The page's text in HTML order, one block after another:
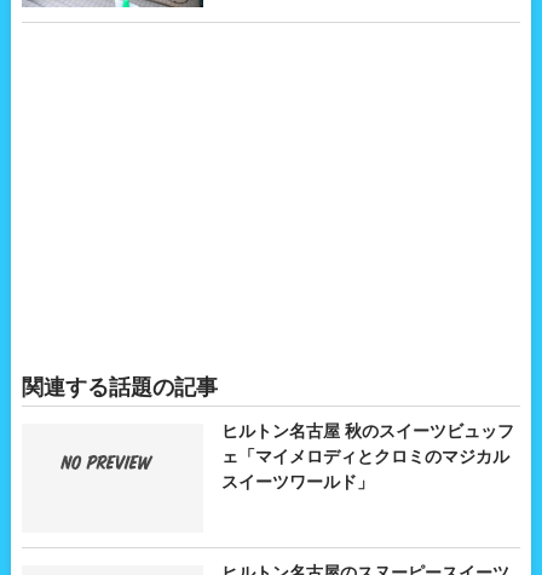
関連する話題の記事
ヒルトン名古屋 秋のスイーツビュッフ
ェ「マイメロディとクロミのマジカル
スイーツワールド」